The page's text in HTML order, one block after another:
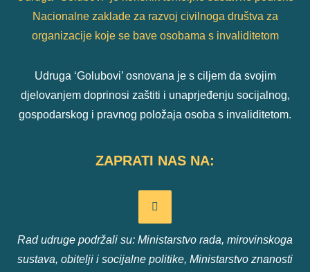
Nacionalne zaklade za razvoj civilnoga društva za
organizacije koje se bave osobama s invaliditetom
Udruga ‘Golubovi’ osnovana je s ciljem da svojim
djelovanjem doprinosi zaštiti i unaprjeđenju socijalnog,
gospodarskog i pravnog položaja osoba s invaliditetom.
ZAPRATI NAS NA:
Rad udruge podržali su: Ministarstvo rada, mirovinskoga
sustava, obitelji i socijalne politike, Ministarstvo znanosti